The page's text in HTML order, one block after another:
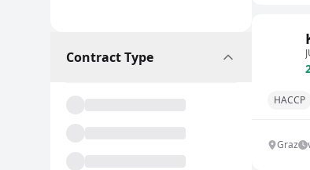
Contract Type
HACCP
Graz